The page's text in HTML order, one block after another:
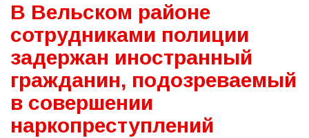
В Вельском районе
сотрудниками полиции
задержан иностранный
гражданин, подозреваемый
в совершении
наркопреступлений